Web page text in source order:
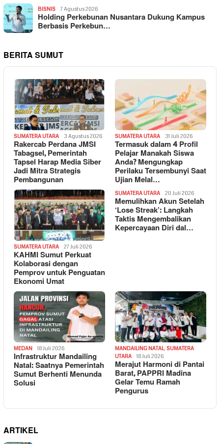
BISNIS 7 Agustus 2026
Holding Perkebunan Nusantara Dukung Kampus
Berbasis Perkebun…
BERITA SUMUT
SUMATERA UTARA 3 Agustus 2026
Rakercab Perdana JMSI
Tabagsel, Pemerintah
Tapsel Harap Media Siber
Jadi Mitra Strategis
Pembangunan
SUMATERA UTARA 31 Juli 2026
Termasuk dalam 4 Profil
Pelajar Manakah Siswa
Anda? Mengungkap
Perilaku Tersembunyi Saat
Ujian Melal…
SUMATERA UTARA 27 Juli 2026
KAHMI Sumut Perkuat
Kolaborasi dengan
Pemprov untuk Penguatan
Ekonomi Umat
SUMATERA UTARA 20 Juli 2026
Memulihkan Akun Setelah
‘Lose Streak’: Langkah
Taktis Mengembalikan
Kepercayaan Diri dal…
MEDAN 18 Juli 2026
Infrastruktur Mandailing
Natal: Saatnya Pemerintah
Sumut Berhenti Menunda
Solusi
MANDAILING NATAL, SUMATERA
UTARA
18 Juli 2026
Merajut Harmoni di Pantai
Barat, PAPPRI Madina
Gelar Temu Ramah
Pengurus
ARTIKEL